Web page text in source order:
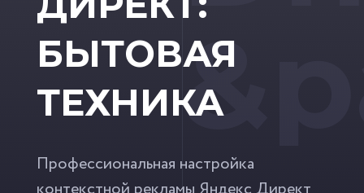
БЫТОВАЯ
ТЕХНИКА
Профессиональная настройка